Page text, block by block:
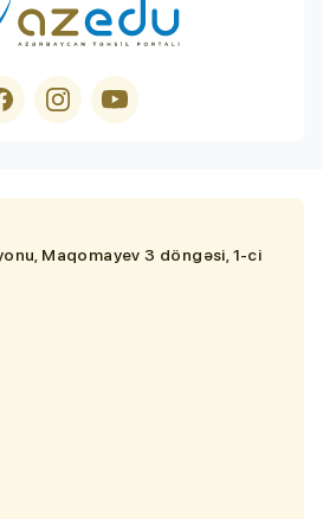
Maqomayev 3 döngəsi, 1-ci